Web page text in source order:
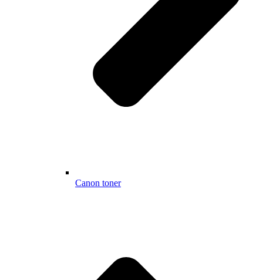
Canon toner